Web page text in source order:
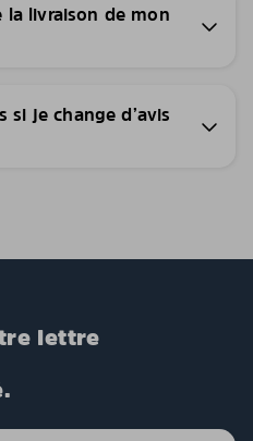
la livraison de mon
si je change d’avis
lettre